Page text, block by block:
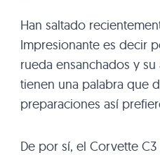
Han saltado
Impresionante es decir
rueda ensanchados y su
tienen una palabra que
preparaciones así
De por sí, el Corvette